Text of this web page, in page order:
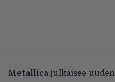
Metallicajulkaisee uuden